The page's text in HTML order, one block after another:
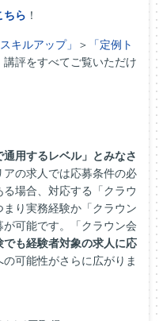
ちら ！
スキルアップ」 ＞
「定例ト
評をすべてご覧いただけ
通用するレベル」とみなさ
アの求人では応募条件の必
場合、対応する「クラウ
り実務経験か「クラウン
可能です。「クラウン会
でも経験者対象の求人に応
可能性がさらに広がりま